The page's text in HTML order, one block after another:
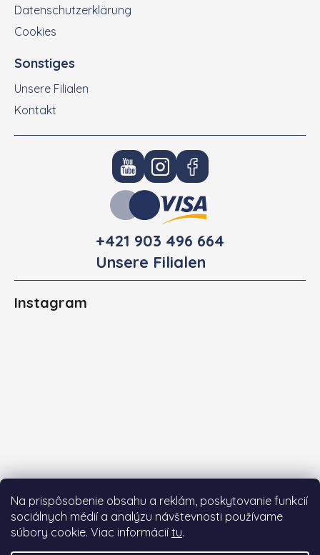
Na prispôsobenie obsahu a reklám, poskytovanie funkcií
sociálnych médií a analýzu návštevnosti používame
súbory cookie. Viac informácií tu.
Datenschutzerklärung
Cookies
Sonstiges
Unsere Filialen
Kontakt
+421 903 496 664
Unsere Filialen
Instagram